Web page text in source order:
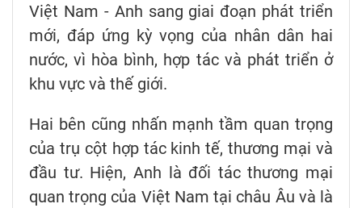
Việt Nam - Anh sang giai đoạn phát triển
mới, đáp ứng kỳ vọng của nhân dân hai
nước, vì hòa bình, hợp tác và phát triển ở
khu vực và thế giới.
Hai bên cũng nhấn mạnh tầm quan trọng
của trụ cột hợp tác kinh tế, thương mại và
đầu tư. Hiện, Anh là đối tác thương mại
quan trọng của Việt Nam tại châu Âu và là